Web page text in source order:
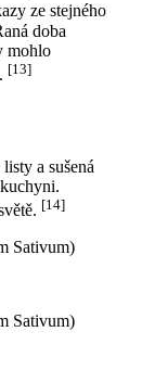
ze stejného
doba
mohlo
[13]
a sušená
[14]